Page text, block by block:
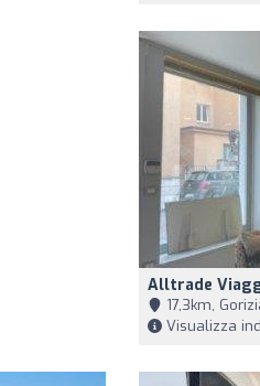
Alltrade
17,3km,
Visualizza